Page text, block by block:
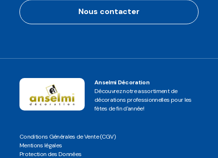
Nous contacter
Anselmi Décoration
Découvrez notre assortiment de
décorations professionnelles pour les
fêtes de fin d'année!
Conditions Générales de Vente (CGV)
Mentions légales
Protection des Données